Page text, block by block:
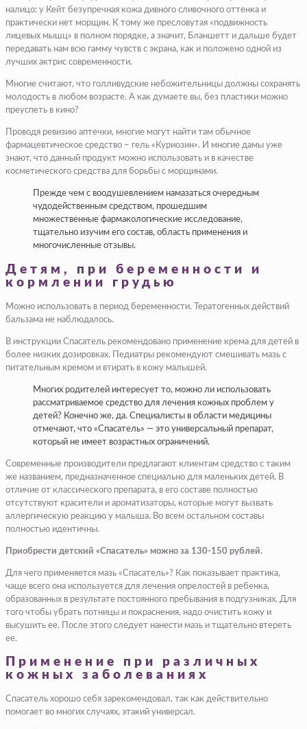
налицо: у Кейт безупречная кожа дивного сливочного оттенка и
практически нет морщин. К тому же пресловутая «подвижность
лицевых мышц» в полном порядке, а значит, Бланшетт и дальше будет
передавать нам всю гамму чувств с экрана, как и положено одной из
лучших актрис современности.
Многие считают, что голливудские небожительницы должны сохранять
молодость в любом возрасте. А как думаете вы, без пластики можно
преуспеть в кино?
Проводя ревизию аптечки, многие могут найти там обычное
фармацевтическое средство – гель «Куриозин». И многие дамы уже
знают, что данный продукт можно использовать и в качестве
косметического средства для борьбы с морщинами.
Прежде чем с воодушевлением намазаться очередным
чудодейственным средством, прошедшим
множественные фармакологические исследование,
тщательно изучим его состав, область применения и
многочисленные отзывы.
Детям, при беременности и
кормлении грудью
Можно использовать в период беременности. Тератогенных действий
бальзама не наблюдалось.
В инструкции Спасатель рекомендовано применение крема для детей в
более низких дозировках. Педиатры рекомендуют смешивать мазь с
питательным кремом и втирать в кожу малышей.
Многих родителей интересует то, можно ли использовать
рассматриваемое средство для лечения кожных проблем у
детей? Конечно же, да. Специалисты в области медицины
отмечают, что «Спасатель» — это универсальный препарат,
который не имеет возрастных ограничений.
Современные производители предлагают клиентам средство с таким
же названием, предназначенное специально для маленьких детей. В
отличие от классического препарата, в его составе полностью
отсутствуют красители и ароматизаторы, которые могут вызвать
аллергическую реакцию у малыша. Во всем остальном составы
полностью идентичны.
Приобрести детский «Спасатель» можно за 130-150 рублей.
Для чего применяется мазь «Спасатель»? Как показывает практика,
чаще всего она используется для лечения опрелостей в ребенка,
образованных в результате постоянного пребывания в подгузниках. Для
того чтобы убрать потницы и покраснения, надо очистить кожу и
высушить ее. После этого следует нанести мазь и тщательно втереть
ее.
Применение при различных
кожных заболеваниях
Спасатель хорошо себя зарекомендовал, так как действительно
помогает во многих случаях, этакий универсал.